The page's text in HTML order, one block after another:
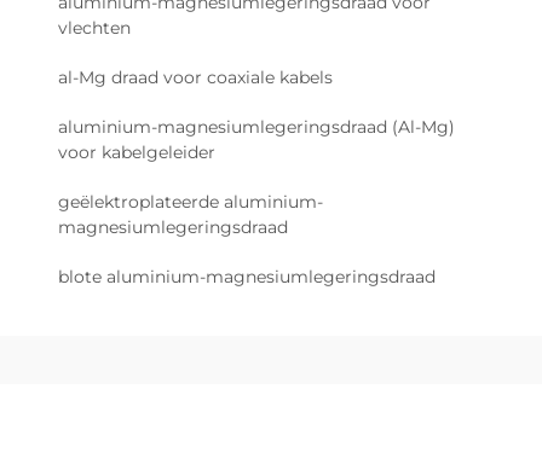
vlechten
al-Mg draad voor coaxiale kabels
aluminium-magnesiumlegeringsdraad (Al-Mg)
voor kabelgeleider
geëlektroplateerde aluminium-
magnesiumlegeringsdraad
blote aluminium-magnesiumlegeringsdraad